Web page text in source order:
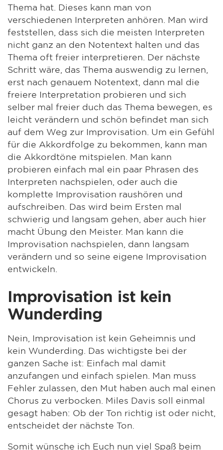
Thema hat. Dieses kann man von
verschiedenen Interpreten anhören. Man wird
feststellen, dass sich die meisten Interpreten
nicht ganz an den Notentext halten und das
Thema oft freier interpretieren. Der nächste
Schritt wäre, das Thema auswendig zu lernen,
erst nach genauem Notentext, dann mal die
freiere Interpretation probieren und sich
selber mal freier duch das Thema bewegen, es
leicht verändern und schön befindet man sich
auf dem Weg zur Improvisation. Um ein Gefühl
für die Akkordfolge zu bekommen, kann man
die Akkordtöne mitspielen. Man kann
probieren einfach mal ein paar Phrasen des
Interpreten nachspielen, oder auch die
komplette Improvisation raushören und
aufschreiben. Das wird beim Ersten mal
schwierig und langsam gehen, aber auch hier
macht Übung den Meister. Man kann die
Improvisation nachspielen, dann langsam
verändern und so seine eigene Improvisation
entwickeln.
Improvisation ist kein
Wunderding
Nein, Improvisation ist kein Geheimnis und
kein Wunderding. Das wichtigste bei der
ganzen Sache ist: Einfach mal damit
anzufangen und einfach spielen. Man muss
Fehler zulassen, den Mut haben auch mal einen
Chorus zu verbocken. Miles Davis soll einmal
gesagt haben: Ob der Ton richtig ist oder nicht,
entscheidet der nächste Ton.
Somit wünsche ich Euch nun viel Spaß beim